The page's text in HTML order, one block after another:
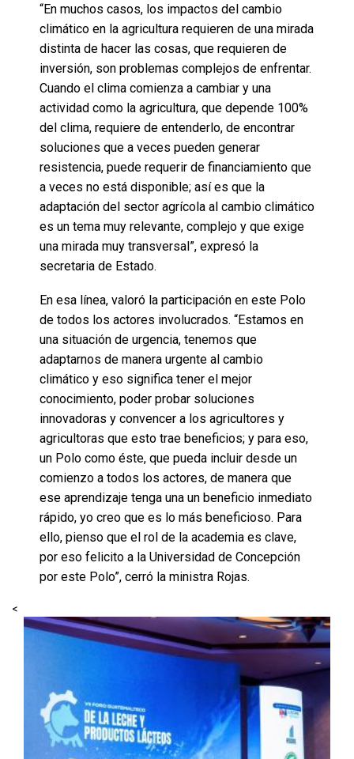
“En muchos casos, los impactos del cambio
climático en la agricultura requieren de una mirada
distinta de hacer las cosas, que requieren de
inversión, son problemas complejos de enfrentar.
Cuando el clima comienza a cambiar y una
actividad como la agricultura, que depende 100%
del clima, requiere de entenderlo, de encontrar
soluciones que a veces pueden generar
resistencia, puede requerir de financiamiento que
a veces no está disponible; así es que la
adaptación del sector agrícola al cambio climático
es un tema muy relevante, complejo y que exige
una mirada muy transversal”, expresó la
secretaria de Estado.
En esa línea, valoró la participación en este Polo
de todos los actores involucrados. “Estamos en
una situación de urgencia, tenemos que
adaptarnos de manera urgente al cambio
climático y eso significa tener el mejor
conocimiento, poder probar soluciones
innovadoras y convencer a los agricultores y
agricultoras que esto trae beneficios; y para eso,
un Polo como éste, que pueda incluir desde un
comienzo a todos los actores, de manera que
ese aprendizaje tenga una un beneficio inmediato
rápido, yo creo que es lo más beneficioso. Para
ello, pienso que el rol de la academia es clave,
por eso felicito a la Universidad de Concepción
por este Polo”, cerró la ministra Rojas.
<